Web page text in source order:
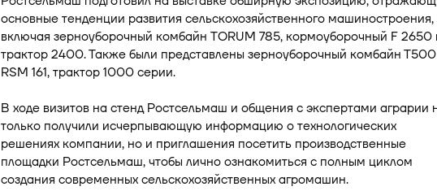
основные тенденции развития сельскохозяйственного машиностроения,
включая зерноуборочный комбайн TORUM 785, кормоуборочный F 2650
трактор 2400. Также были представлены зерноуборочный комбайн
RSM 161, трактор 1000 серии.
В ходе визитов на стенд Ростсельмаш и общения с экспертами аграрии
только получили исчерпывающую информацию о технологических
решениях компании, но и приглашения посетить производственные
площадки Ростсельмаш, чтобы лично ознакомиться с полным циклом
создания современных сельскохозяйственных агромашин.